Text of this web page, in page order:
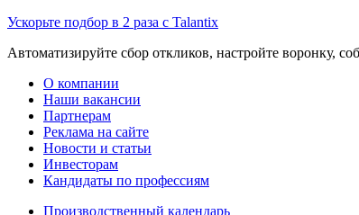
Ускорьте подбор в 2 раза с Talantix
Автоматизируйте сбор откликов, настройте воронку,
О компании
Наши вакансии
Партнерам
Реклама на сайте
Новости и статьи
Инвесторам
Кандидаты по профессиям
Производственный календарь